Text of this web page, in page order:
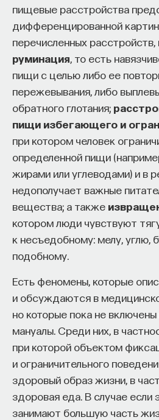
пищевые расстройства
дифференцированной
перечисленных
руминация , то есть
пищи с целью либо ее
пережевывания, либо
обратного глотания;
пищи избегающего и
при котором человек
определенной пищи
жирами или углеводами) и в
недополучает важные
вещества; а также
котором люди чувствуют
к несъедобному: мелу, углю,
подобному.
Есть феномены, которые
и обсуждаются в
но которые пока не
мануалы. Среди них, в
при которой объектом
и ограничительного
здоровый образ жизни, в
здоровая еда. В случае если
занимают большую часть